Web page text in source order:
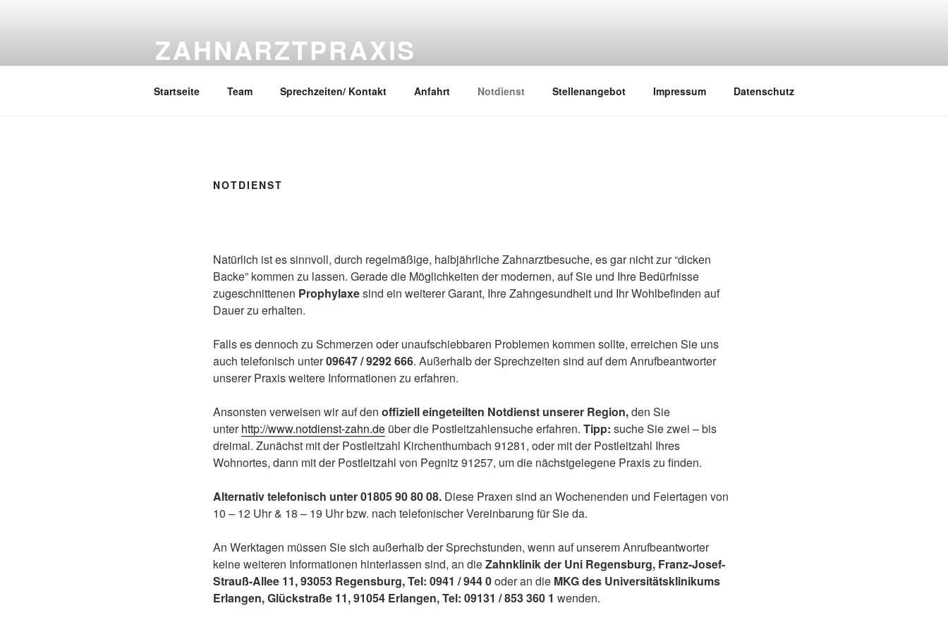
ZAHNARZTPRAXIS
Startseite Team Sprechzeiten/ Kontakt Anfahrt Notdienst Stellenangebot Impressum Datenschutz
NOTDIENST
Natürlich ist es sinnvoll, durch regelmäßige, halbjährliche Zahnarztbesuche, es gar nicht zur “dicken
Backe” kommen zu lassen. Gerade die Möglichkeiten der modernen, auf Sie und Ihre Bedürfnisse
zugeschnittenen Prophylaxesind ein weiterer Garant, Ihre Zahngesundheit und Ihr Wohlbefinden auf
Dauer zu erhalten.
Falls es dennoch zu Schmerzen oder unaufschiebbaren Problemen kommen sollte, erreichen Sie uns
auch telefonisch unter09647 / 9292 666. Außerhalb der Sprechzeiten sind auf dem Anrufbeantworter
unserer Praxis weitere Informationen zu erfahren.
Ansonsten verweisen wir auf den offiziell eingeteilten Notdienst unserer Region,den Sie
unterhttp://www.notdienst-zahn.de über die Postleitzahlensuche erfahren. Tipp: suche Sie zwei – bis
dreimal. Zunächst mit der Postleitzahl Kirchenthumbach 91281, oder mit der Postleitzahl Ihres
Wohnortes, dann mit der Postleitzahl von Pegnitz 91257, um die nächstgelegene Praxis zu finden.
Alternativ telefonisch unter 01805 90 80 08. Diese Praxen sind an Wochenenden und Feiertagen von
10 – 12 Uhr & 18 – 19 Uhr bzw. nach telefonischer Vereinbarung für Sie da.
An Werktagen müssen Sie sich außerhalb der Sprechstunden, wenn auf unserem Anrufbeantworter
keine weiteren Informationen hinterlassen sind, an dieZahnklinik der Uni Regensburg, Franz-Josef-
Strauß-Allee 11, 93053 Regensburg, Tel: 0941 / 944 0oder an die MKG des Universitätsklinikums
Erlangen, Glückstraße 11, 91054 Erlangen, Tel: 09131 / 853 360 1 wenden.